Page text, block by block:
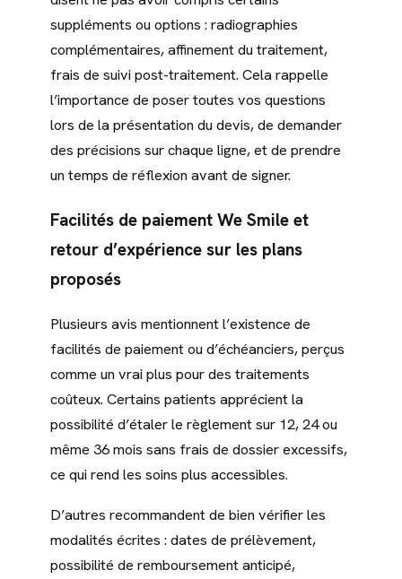
suppléments ou options : radiographies
complémentaires, affinement du traitement,
frais de suivi post-traitement. Cela rappelle
l’importance de poser toutes vos questions
lors de la présentation du devis, de demander
des précisions sur chaque ligne, et de prendre
un temps de réflexion avant de signer.
Facilités de paiement We Smile et
retour d’expérience sur les plans
proposés
Plusieurs avis mentionnent l’existence de
facilités de paiement ou d’échéanciers, perçus
comme un vrai plus pour des traitements
coûteux. Certains patients apprécient la
possibilité d’étaler le règlement sur 12, 24 ou
même 36 mois sans frais de dossier excessifs,
ce qui rend les soins plus accessibles.
D’autres recommandent de bien vérifier les
modalités écrites : dates de prélèvement,
possibilité de remboursement anticipé,